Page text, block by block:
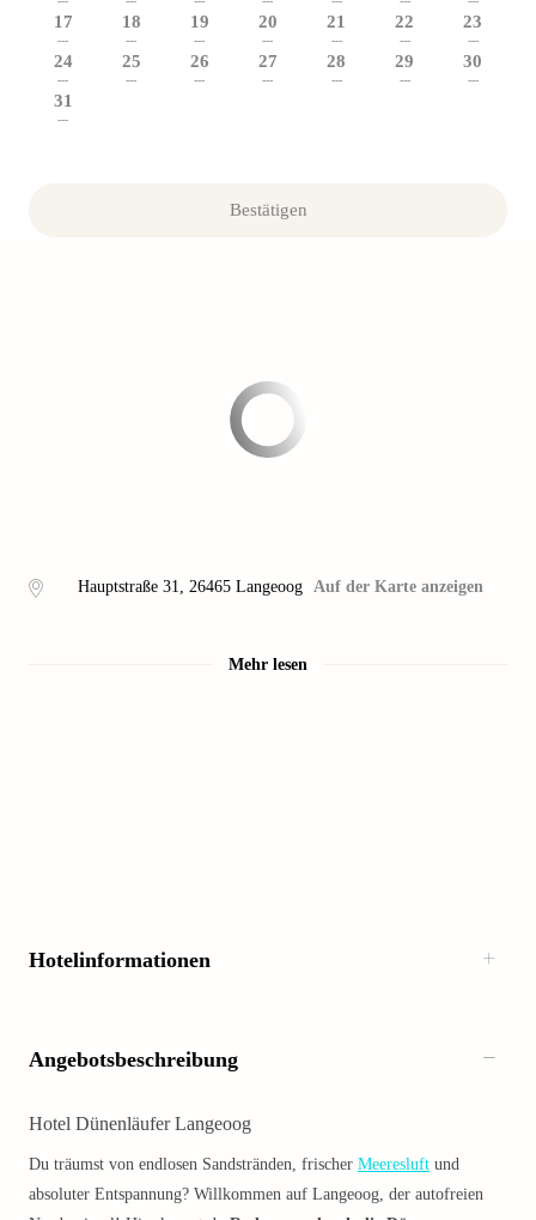
17
---
18
---
19
---
20
---
21
---
22
---
23
---
24
---
25
---
26
---
27
---
28
---
29
---
30
---
31
---
Bestätigen
Hauptstraße 31, 26465 Langeoog Auf der Karte anzeigen
Mehr lesen
Hotelinformationen
Angebotsbeschreibung
Hotel Dünenläufer Langeoog
Du träumst von endlosen Sandstränden, frischer Meeresluft und
absoluter Entspannung? Willkommen auf Langeoog, der autofreien